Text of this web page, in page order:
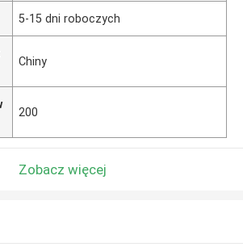
5-15 dni roboczych
Chiny
200
Zobacz więcej